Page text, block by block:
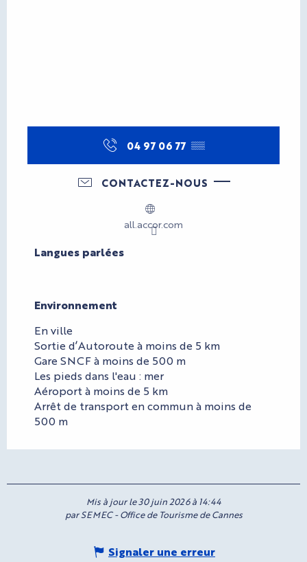
04 97 06 77 ▒▒
CONTACTEZ-NOUS
all.accor.com
Langues parlées
Langues parlées
Environnement
Environnement
En ville
Sortie d’Autoroute à moins de 5 km
Gare SNCF à moins de 500 m
Les pieds dans l'eau : mer
Aéroport à moins de 5 km
Arrêt de transport en commun à moins de
500 m
Mis à jour le 30 juin 2026 à 14:44
par SEMEC - Office de Tourisme de Cannes
Signaler une erreur